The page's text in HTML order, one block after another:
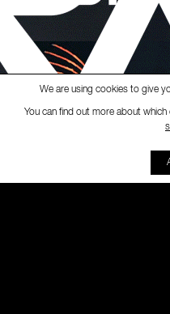
We are using cookies to give
You can find out more about